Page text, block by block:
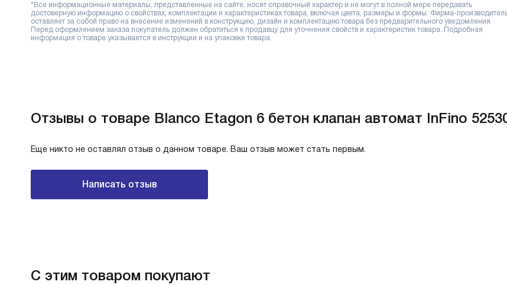
*Все информационные материалы, представленные на сайте, носят справочный характер и не могут в полной мере передавать
достоверную информацию о свойствах, комплектации и характеристиках товара, включая цвета, размеры и формы. Фирма-
оставляет за собой право на внесение изменений в конструкцию, дизайн и комплектацию товара без предварительного уведомления.
Перед оформлением заказа покупатель должен обратиться к продавцу для уточнения свойств и характеристик товара. Подробная
информация о товаре указывается в инструкции и на упаковке товара.
Отзывы о товаре Blanco Etagon 6 бетон клапан автомат InFino
Еще никто не оставлял отзыв о данном товаре. Ваш отзыв может стать первым.
Написать отзыв
С этим товаром покупают